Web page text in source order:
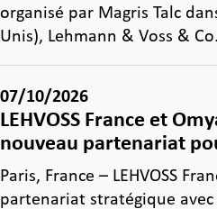
organisé par Magris Talc
Unis), Lehmann & Voss &
07/10/2026
LEHVOSS France et
nouveau partenariat
Paris, France – LEHVOSS
partenariat stratégique